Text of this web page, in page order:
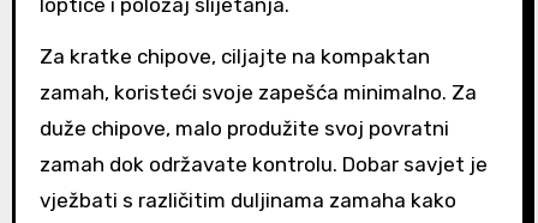
loptice i položaj slijetanja.
Za kratke chipove, ciljajte na kompaktan
zamah, koristeći svoje zapešća minimalno. Za
duže chipove, malo produžite svoj povratni
zamah dok održavate kontrolu. Dobar savjet je
vježbati s različitim duljinama zamaha kako